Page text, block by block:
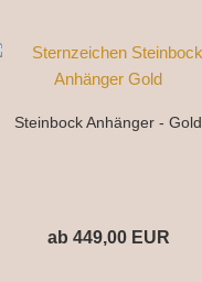
Steinbock Anhänger - Gold
ab 449,00 EUR